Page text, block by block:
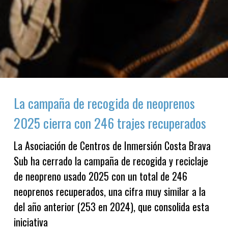
La campaña de recogida de neoprenos
2025 cierra con 246 trajes recuperados
La Asociación de Centros de Inmersión Costa Brava
Sub ha cerrado la campaña de recogida y reciclaje
de neopreno usado 2025 con un total de 246
neoprenos recuperados, una cifra muy similar a la
del año anterior (253 en 2024), que consolida esta
iniciativa